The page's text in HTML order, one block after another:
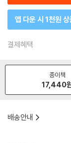
앱 다운 시 1천원
결제혜택
종이책
17,440
배송안내